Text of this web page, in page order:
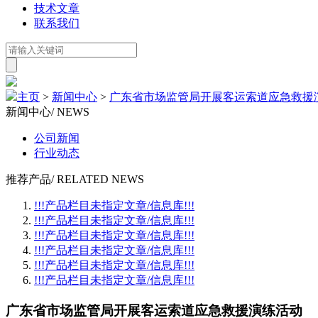
技术文章
联系我们
主页 > 新闻中心 > 广东省市场监管局开展客运索道应急救援
新闻中心/ NEWS
公司新闻
行业动态
推荐产品/ RELATED NEWS
!!!产品栏目未指定文章/信息库!!!
!!!产品栏目未指定文章/信息库!!!
!!!产品栏目未指定文章/信息库!!!
!!!产品栏目未指定文章/信息库!!!
!!!产品栏目未指定文章/信息库!!!
!!!产品栏目未指定文章/信息库!!!
广东省市场监管局开展客运索道应急救援演练活动